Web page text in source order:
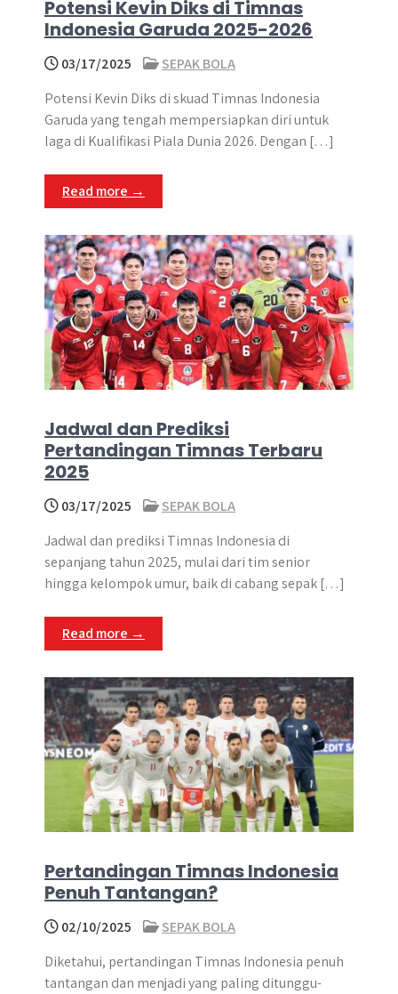
Potensi Kevin Diks di Timnas
Indonesia Garuda 2025-2026
03/17/2025
SEPAK BOLA
Potensi Kevin Diks di skuad Timnas Indonesia
Garuda yang tengah mempersiapkan diri untuk
laga di Kualifikasi Piala Dunia 2026. Dengan […]
Read more →
Jadwal dan Prediksi
Pertandingan Timnas Terbaru
2025
03/17/2025
SEPAK BOLA
Jadwal dan prediksi Timnas Indonesia di
sepanjang tahun 2025, mulai dari tim senior
hingga kelompok umur, baik di cabang sepak […]
Read more →
Pertandingan Timnas Indonesia
Penuh Tantangan?
02/10/2025
SEPAK BOLA
Diketahui, pertandingan Timnas Indonesia penuh
tantangan dan menjadi yang paling ditunggu-